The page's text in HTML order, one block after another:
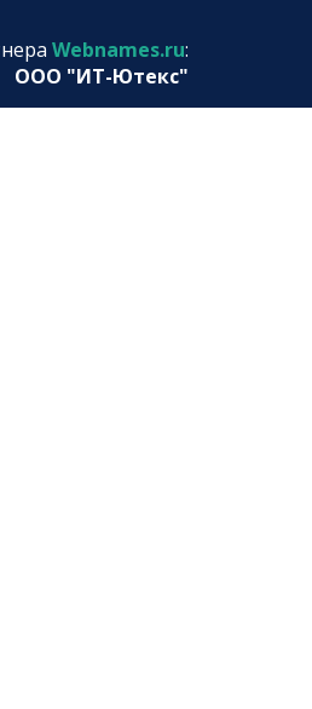
Webnames.ru:
ООО "ИТ-Ютекс"